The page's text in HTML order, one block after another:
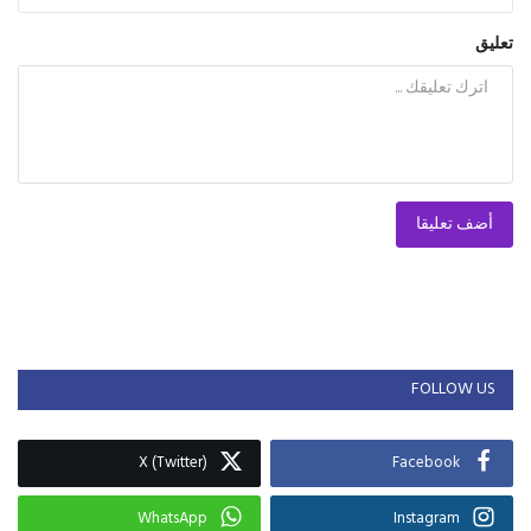
تعليق
أضف تعليقا
FOLLOW US
Facebook
X (Twitter)
Instagram
WhatsApp